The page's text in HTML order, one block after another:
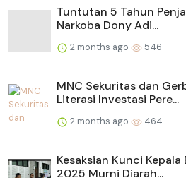
Tuntutan 5 Tahun
Narkoba Dony Adi...
2 months ago 546
MNC Sekuritas dan
Literasi Investasi Pere...
2 months ago 464
Kesaksian Kunci Kepala
2025 Murni Diarah...